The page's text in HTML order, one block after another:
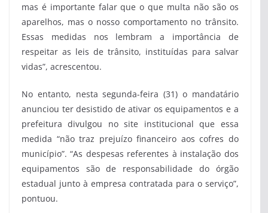
mas é importante falar que o que multa não são os
aparelhos, mas o nosso comportamento no trânsito.
Essas medidas nos lembram a importância de
respeitar as leis de trânsito, instituídas para salvar
vidas”, acrescentou.
No entanto, nesta segunda-feira (31) o mandatário
anunciou ter desistido de ativar os equipamentos e a
prefeitura divulgou no site institucional que essa
medida “não traz prejuízo financeiro aos cofres do
município”. “As despesas referentes à instalação dos
equipamentos são de responsabilidade do órgão
estadual junto à empresa contratada para o serviço”,
pontuou.